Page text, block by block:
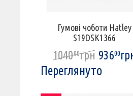
Гумові чоботи Hatley
S19DSK1366
104000грн 93600
Переглянуто